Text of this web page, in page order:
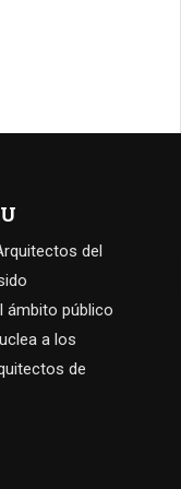
del
ámbito público
a los
de